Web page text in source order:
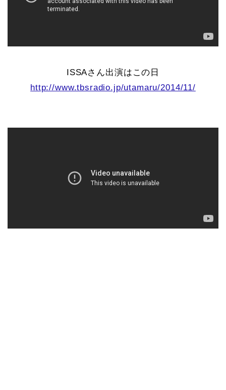
ISSAさん出演はこの日
http://www.tbsradio.jp/utamaru/2014/11/